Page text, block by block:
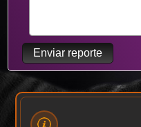
Enviar reporte